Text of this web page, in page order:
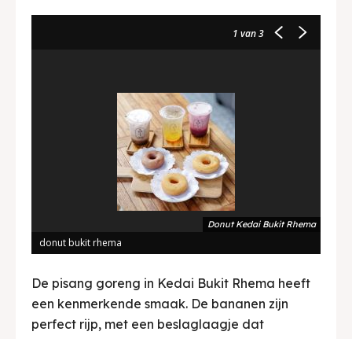
1 van 3
Donut Kedai Bukit Rhema
donut bukit rhema
De pisang goreng in Kedai Bukit Rhema heeft
een kenmerkende smaak. De bananen zijn
perfect rijp, met een beslaglaagje dat